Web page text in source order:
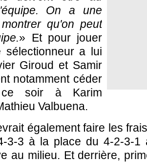
On a une
qu'on peut
» Et pour jouer
sélectionneur a lui
Giroud et Samir
notamment céder
soir à Karim
Valbuena.
également faire les
3-3 à la place du 4-2-3-1
au milieu. Et derrière,